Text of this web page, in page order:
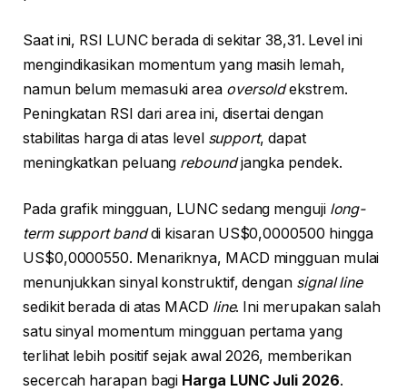
Saat ini, RSI LUNC berada di sekitar 38,31. Level ini
mengindikasikan momentum yang masih lemah,
namun belum memasuki area oversoldekstrem.
Peningkatan RSI dari area ini, disertai dengan
stabilitas harga di atas level support, dapat
meningkatkan peluang reboundjangka pendek.
Pada grafik mingguan, LUNC sedang menguji long-
term support banddi kisaran US$0,0000500 hingga
US$0,0000550. Menariknya, MACD mingguan mulai
menunjukkan sinyal konstruktif, dengan signal line
sedikit berada di atas MACD line. Ini merupakan salah
satu sinyal momentum mingguan pertama yang
terlihat lebih positif sejak awal 2026, memberikan
secercah harapan bagi Harga LUNC Juli 2026.